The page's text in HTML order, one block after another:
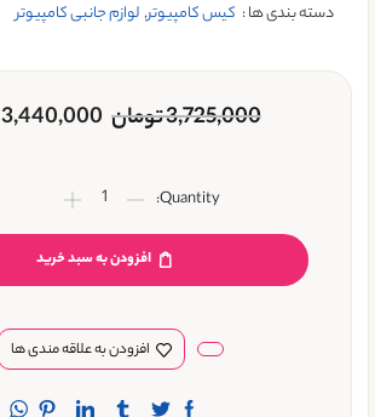
دسته بندی ها : کیس کامپیوتر,لوازم جانبی کامپیوتر
3,725,000تومان 3,440,000
افزودن به سبد خرید
افزودن به علاقه مندی ها